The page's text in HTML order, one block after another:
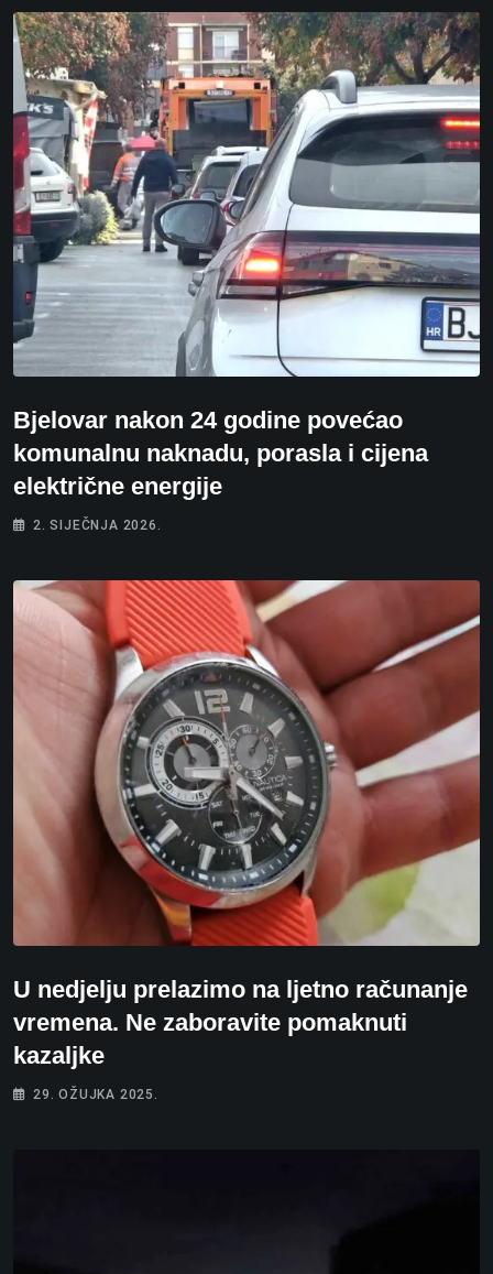
Bjelovar nakon 24 godine povećao
komunalnu naknadu, porasla i cijena
električne energije
2. SIJEČNJA 2026.
U nedjelju prelazimo na ljetno računanje
vremena. Ne zaboravite pomaknuti
kazaljke
29. OŽUJKA 2025.